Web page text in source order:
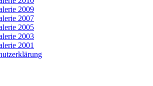
2009
2007
2005
2003
2001